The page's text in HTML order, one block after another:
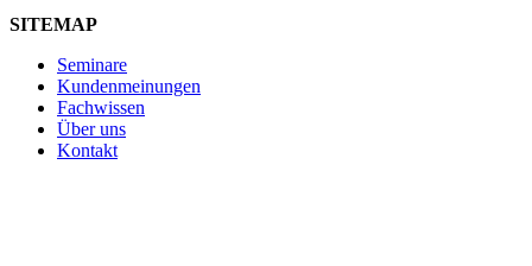
SITEMAP
Seminare
Kundenmeinungen
Fachwissen
Über uns
Kontakt